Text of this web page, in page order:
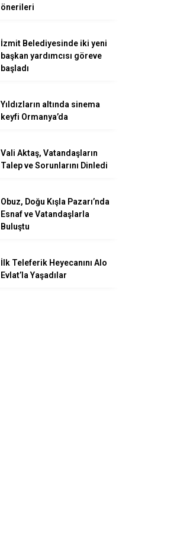
önerileri
İzmit Belediyesinde iki yeni
başkan yardımcısı göreve
başladı
Yıldızların altında sinema
keyfi Ormanya’da
Vali Aktaş, Vatandaşların
Talep ve Sorunlarını Dinledi
Obuz, Doğu Kışla Pazarı’nda
Esnaf ve Vatandaşlarla
Buluştu
İlk Teleferik Heyecanını Alo
Evlat’la Yaşadılar